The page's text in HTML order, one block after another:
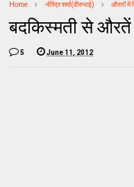
Home -वीरेंद्र शर्मा(वीरुभाई) औरतों में
बदकिस्मती से
5 June 11, 2012